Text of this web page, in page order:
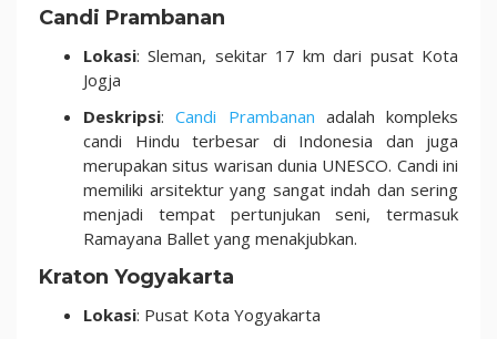
Candi Prambanan
Lokasi: Sleman, sekitar 17 km dari pusat Kota
Jogja
Deskripsi:Candi Prambanan adalah kompleks
candi Hindu terbesar di Indonesia dan juga
merupakan situs warisan dunia UNESCO. Candi ini
memiliki arsitektur yang sangat indah dan sering
menjadi tempat pertunjukan seni, termasuk
Ramayana Ballet yang menakjubkan.
Kraton Yogyakarta
Lokasi: Pusat Kota Yogyakarta